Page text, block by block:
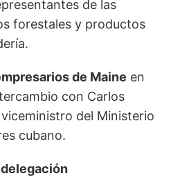
de las
forestales y productos
de Maine en
con Carlos
del Ministerio
cubano.
delegación